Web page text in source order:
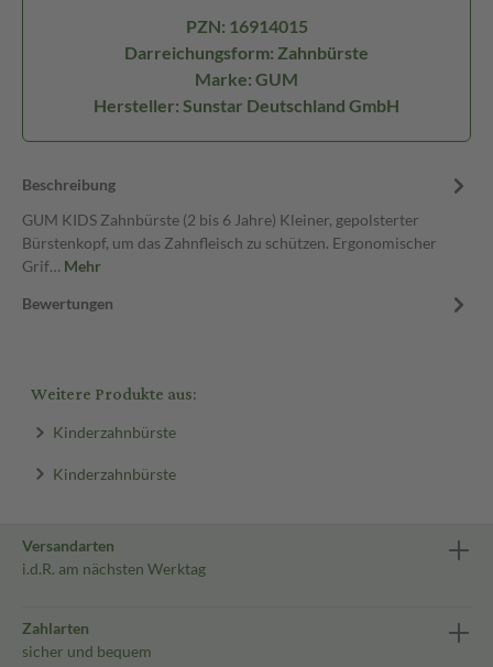
PZN: 16914015
Darreichungsform: Zahnbürste
Marke: GUM
Hersteller: Sunstar Deutschland GmbH
Beschreibung
GUM KIDS Zahnbürste (2 bis 6 Jahre) Kleiner, gepolsterter
Bürstenkopf, um das Zahnfleisch zu schützen. Ergonomischer
Grif… Mehr
Bewertungen
Weitere Produkte aus:
Kinderzahnbürste
Kinderzahnbürste
Versandarten
i.d.R. am nächsten Werktag
Zahlarten
sicher und bequem